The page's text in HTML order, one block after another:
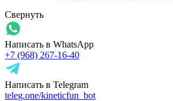
Свернуть
Написать в WhatsApp
+7 (968) 267-16-40
Написать в Telegram
teleg.one/kineticfun_bot